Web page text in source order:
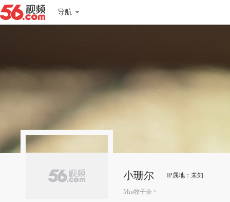
导航
小珊尔 IP属地：未知
Mm牧子奈丶